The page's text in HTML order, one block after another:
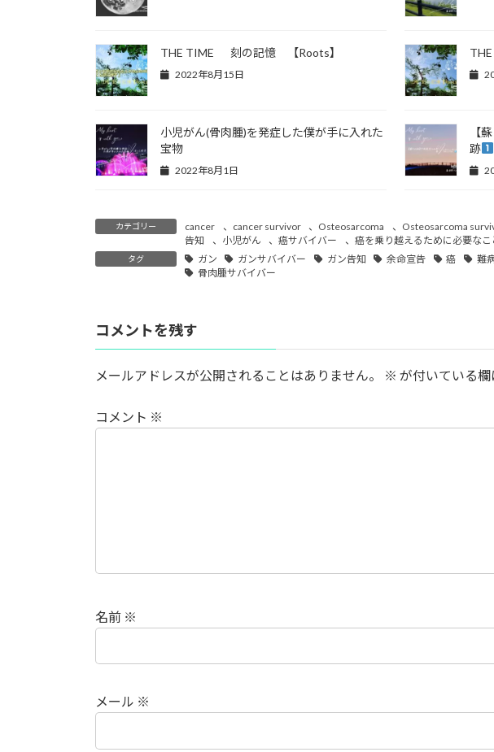
THE TIME 刻の記憶 【Roots】
2022年8月15日
小児がん(骨肉腫)を発症した僕が手に入れた
宝物
2022年8月1日
【
跡
カテゴリー cancer 、 cancer survivor 、 Osteosarcoma 、 Osteosarcoma
告知
、 小児がん 、癌サバイバー 、 癌を乗り越えるために必要なこ
タグ ガン ガンサバイバー ガン告知 余命宣告 癌 難
骨肉腫サバイバー
コメントを残す
メールアドレスが公開されることはありません。 ※ が付いている
コメント ※
名前 ※
メール ※